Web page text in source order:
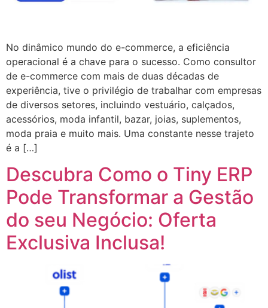
No dinâmico mundo do e-commerce, a eficiência
operacional é a chave para o sucesso. Como consultor
de e-commerce com mais de duas décadas de
experiência, tive o privilégio de trabalhar com empresas
de diversos setores, incluindo vestuário, calçados,
acessórios, moda infantil, bazar, joias, suplementos,
moda praia e muito mais. Uma constante nesse trajeto
é a […]
Descubra Como o Tiny ERP
Pode Transformar a Gestão
do seu Negócio: Oferta
Exclusiva Inclusa!